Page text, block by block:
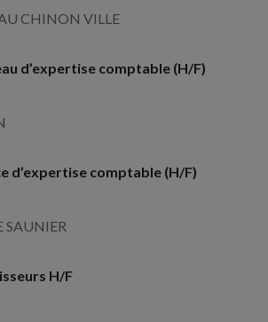
CHINON VILLE
d’expertise comptable (H/F)
d’expertise comptable (H/F)
SAUNIER
H/F